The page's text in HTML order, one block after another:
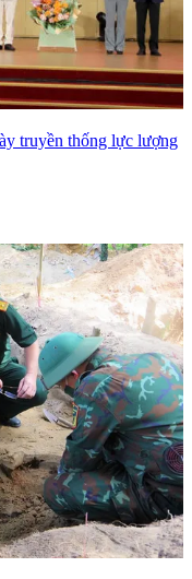
truyền thống lực lượng